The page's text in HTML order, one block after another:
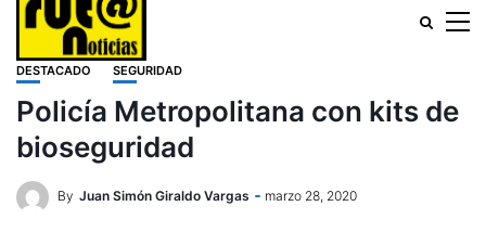
DESTACADO SEGURIDAD
Policía Metropolitana con kits de
bioseguridad
By Juan Simón Giraldo Vargas marzo 28, 2020